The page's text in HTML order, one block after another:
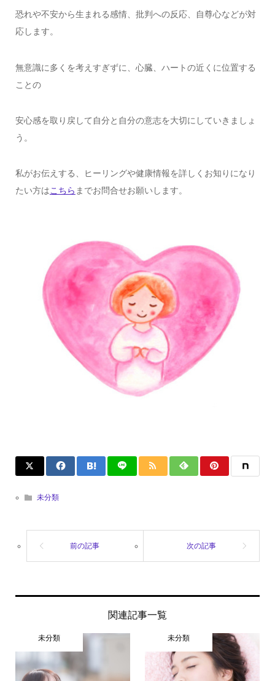
恐れや不安から生まれる感情、批判への反応、自尊心などが対
応します。
無意識に多くを考えすぎずに、心臓、ハートの近くに位置する
ことの
安心感を取り戻して自分と自分の意志を大切にしていきましょ
う。
私がお伝えする、ヒーリングや健康情報を詳しくお知りになり
たい方はこちら までお問合せお願いします。
未分類
関連記事一覧
未分類 未分類